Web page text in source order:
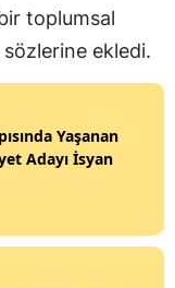
toplumsal
sözlerine ekledi.
Yaşanan
Adayı İsyan